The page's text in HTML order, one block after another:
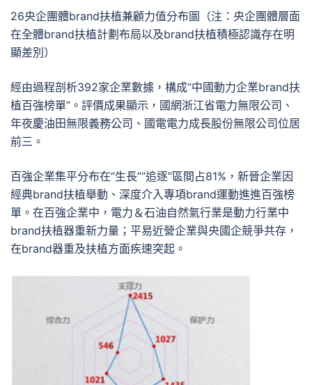
26央企團體brand扶植兼顧力值分布圖（注：央企團體層面
在全體brand扶植計劃布局以及brand扶植積極認識存在明
顯差別）
經由過程剖析392家企業數據，構成“中國動力企業brand扶
植百強榜單”。評價成果顯示，國網浙江省電力無限公司、
年夜慶油田無限義務公司、國電電力成長股份無限公司位居
前三。
百強企業集平分布在“生長”“追逐”區間占81%，新晉企業因
經典brand扶植舉動、深度介入專項brand運動進進百強榜
單。在百強企業中，電力＆石油自然氣行業是動力行業中
brand扶植器重新力量；平易近營企業與央國企競爭共存，
在brand器重及扶植方面疾速突起。